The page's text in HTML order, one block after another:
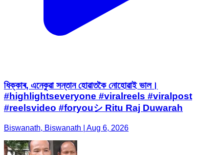
ধিক্কাৰ, এনেকুৱা সন্তান হোৱাতকৈ নোহোৱাই ভাল।
#highlightseveryone #viralreels #viralpost
#reelsvideo #foryouシ Ritu Raj Duwarah
Biswanath, Biswanath | Aug 6, 2026